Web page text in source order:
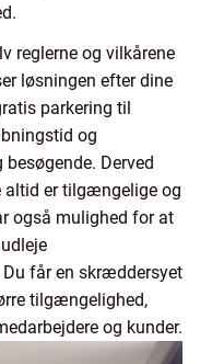
reglerne og vilkårene
løsningen efter dine
parkering til
og
Derved
altid er tilgængelige og
også mulighed for at
får en skræddersyet
tilgængelighed,
og kunder.